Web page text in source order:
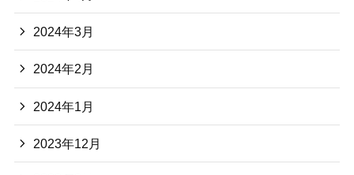
2024年3月
2024年2月
2024年1月
2023年12月